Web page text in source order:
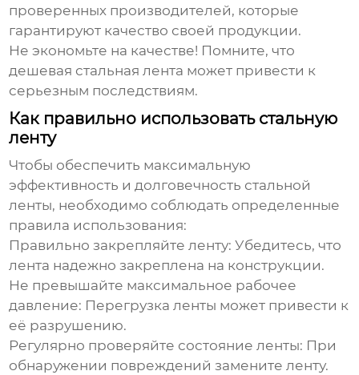
проверенных производителей, которые
гарантируют качество своей продукции.
Не экономьте на качестве! Помните, что
дешевая стальная лента может привести к
серьезным последствиям.
Как правильно использовать стальную
ленту
Чтобы обеспечить максимальную
эффективность и долговечность стальной
ленты, необходимо соблюдать определенные
правила использования:
Правильно закрепляйте ленту: Убедитесь, что
лента надежно закреплена на конструкции.
Не превышайте максимальное рабочее
давление: Перегрузка ленты может привести к
её разрушению.
Регулярно проверяйте состояние ленты: При
обнаружении повреждений замените ленту.